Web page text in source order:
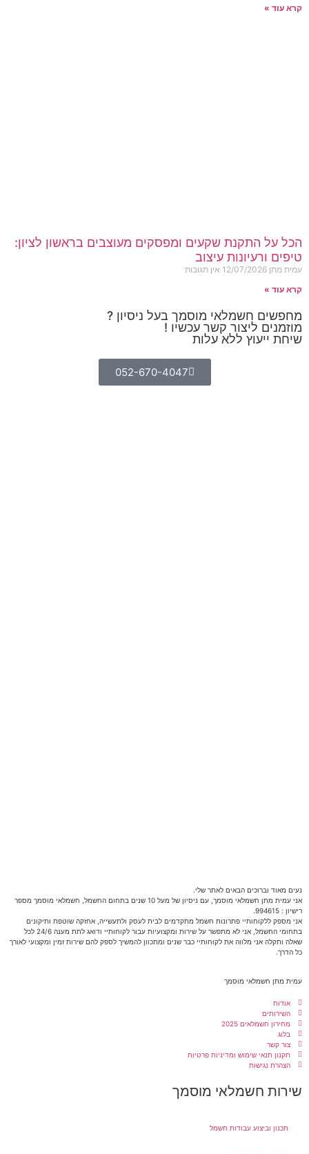
קרא עוד »
הכל על התקנת שקעים ומפסקים מעוצבים בראשון לציון:
טיפים ורעיונות עיצוב
עמית מתן 12/07/2026 אין תגובות
קרא עוד »
מחפשים חשמלאי מוסמך בעל ניסיון ?
מוזמנים ליצור קשר עכשיו !
שיחת ייעוץ ללא עלות
052-670-4047
נעים מאוד וברוכים הבאים לאתר שלי.
אני עמית מתן חשמלאי מוסמך, עם ניסיון של מעל 10 שנים בתחום החשמל, חשמלאי מוסמך מספר
רישיון : 994615.
אני מספק ללקוחותיי פתרונות חשמל מתקדמים לבית לעסק ולתעשייה, אחזקה שוטפת ותיקונים
בתחומי החשמל, אני לא מתפשר על שירות ומקצועיות עבור לקוחותיי ודואג לתת מענה 24/6 לכל
שאלה ותקלה אני מלווה את לקוחותיי כבר שנים ומתכוון להמשיך לספק להם שירות זמין ומקצועי לאורך
כל הדרך.
עמית מתן חשמלאי מוסמך
אודות
השירותים
מחירון חשמלאים 2025
בלוג
צור קשר
תקנון תנאי שימוש ומדיניות פרטיות
הצהרת נגישות
שירות חשמלאי מוסמך
תכנון וביצוע עבודות חשמל